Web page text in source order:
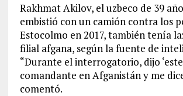
Rakhmat Akilov, el uzbeco de 39
embistió con un camión contra los
Estocolmo en 2017, también tenía
filial afgana, según la fuente de
“Durante el interrogatorio, dijo
comandante en Afganistán y me
comentó.